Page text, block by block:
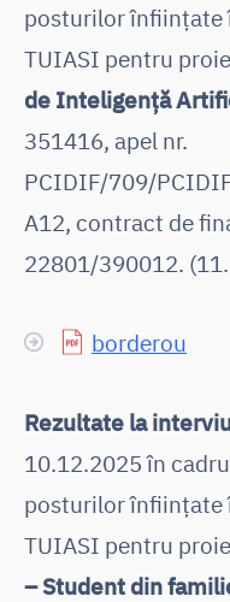
posturilor înființate
TUIASI pentru
de Inteligență
351416, apel nr.
PCIDIF/709/
A12, contract de
22801/390012.
borderou
Rezultate la
10.12.2025 în
posturilor înființate
TUIASI pentru
– Student din